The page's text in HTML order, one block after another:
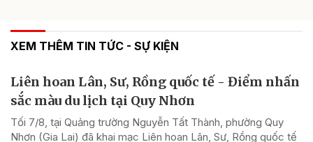
XEM THÊM TIN TỨC - SỰ KIỆN
Liên hoan Lân, Sư, Rồng quốc tế - Điểm nhấn
sắc màu du lịch tại Quy Nhơn
Tối 7/8, tại Quảng trường Nguyễn Tất Thành, phường Quy
Nhơn (Gia Lai) đã khai mạc Liên hoan Lân, Sư, Rồng quốc tế